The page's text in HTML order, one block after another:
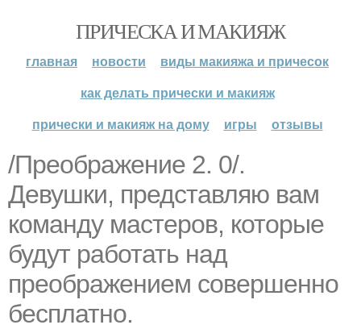
ПРИЧЕСКА И МАКИЯЖ
главная новости
виды макияжа и причесок
как делать прически и макияж
прически и макияж на дому
игры отзывы
/Преображение 2. 0/.
Девушки, представляю вам
команду мастеров, которые
будут работать над
преображением совершенно
бесплатно.